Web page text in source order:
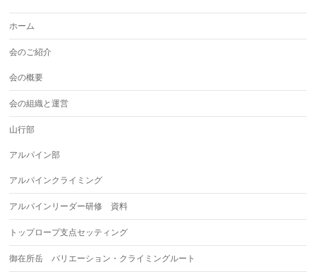
ホーム
会のご紹介
会の概要
会の組織と運営
山行部
アルパイン部
アルパインクライミング
アルパインリーダー研修 資料
トップロープ支点セッティング
御在所岳 バリエーション・クライミングルート